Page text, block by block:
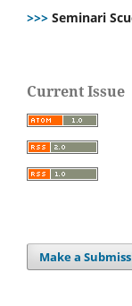
>>> Seminari
Current Issue
Make a